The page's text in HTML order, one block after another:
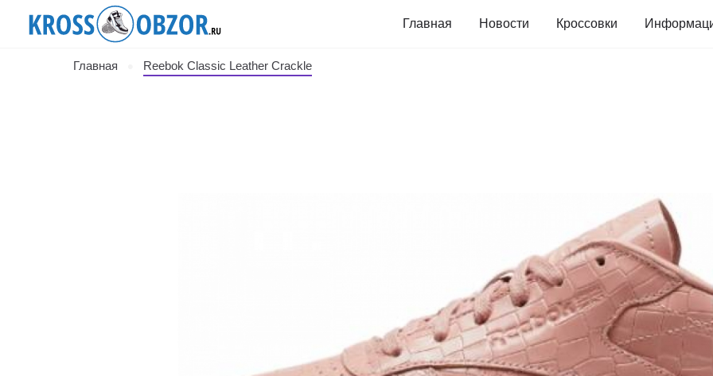
Главная Новости Кроссовки
Главная Reebok Classic Leather Crackle